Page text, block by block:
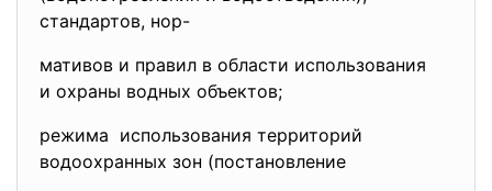
стандартов, нор-
мативов и правил в области использования
и охраны водных объектов;
режима использования территорий
водоохранных зон (постановление